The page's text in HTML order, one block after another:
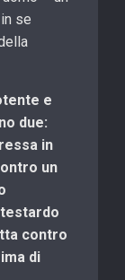
se
e
due:
in
un
contro
di